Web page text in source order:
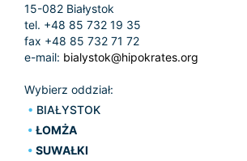
15-082 Białystok
tel. +48 85 732 19 35
fax +48 85 732 71 72
e-mail: bialystok@hipokrates.org
Wybierz oddział:
BIAŁYSTOK
ŁOMŻA
SUWAŁKI